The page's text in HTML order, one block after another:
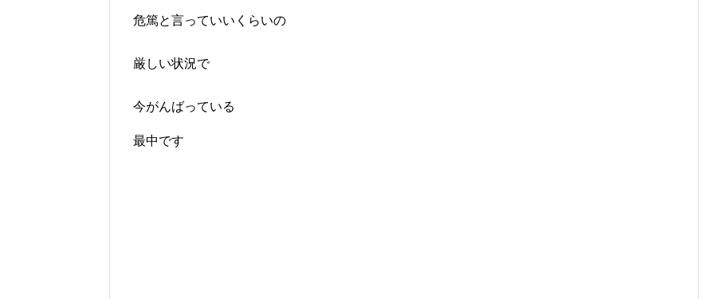
危篤と言っていいくらいの
厳しい状況で
今がんばっている
最中です